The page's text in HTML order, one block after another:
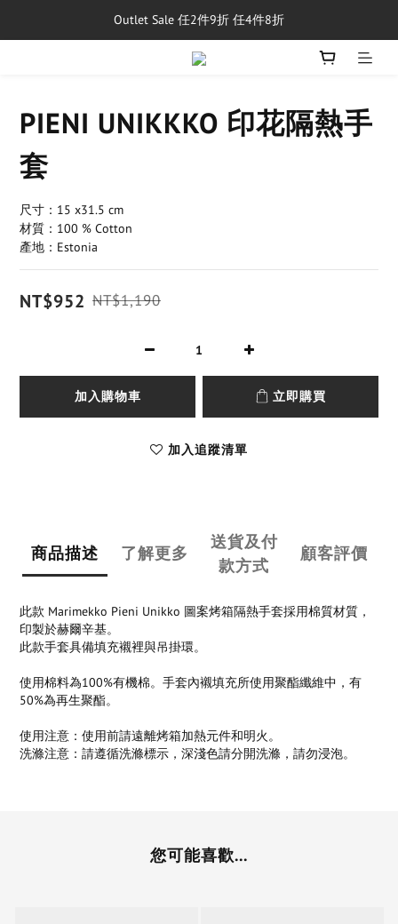
單筆消費滿$5,000享免運費
Outlet Sale 任2件9折 任4件8折
8/1~8/31，新品與經典商品滿額$10,000 現折$500
PIENI UNIKKKO 印花隔熱手
套
尺寸：15 x31.5 cm
材質：100 % Cotton
產地：Estonia
NT$952 NT$1,190
加入購物車 立即購買
加入追蹤清單
商品描述 了解更多
送貨及付
款方式
顧客評價
此款 Marimekko Pieni Unikko 圖案烤箱隔熱手套採用棉質材質，
印製於赫爾辛基。
此款手套具備填充襯裡與吊掛環。
使用棉料為100%有機棉。手套內襯填充所使用聚酯纖維中，有
50%為再生聚酯。
使用注意：使用前請遠離烤箱加熱元件和明火。
洗滌注意：請遵循洗滌標示，深淺色請分開洗滌，請勿浸泡。
您可能喜歡...